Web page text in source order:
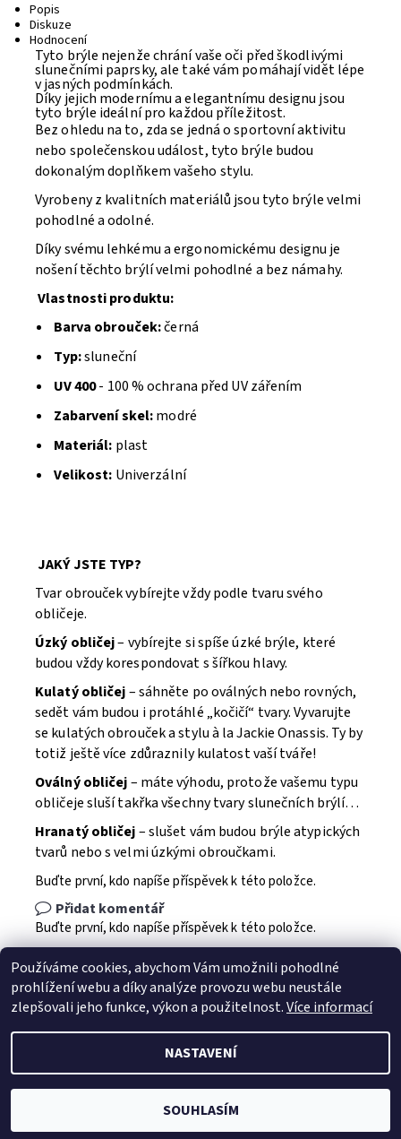
Popis
Diskuze
Hodnocení
Tyto brýle nejenže chrání vaše oči před škodlivými
slunečními paprsky, ale také vám pomáhají vidět lépe
v jasných podmínkách.
Díky jejich modernímu a elegantnímu designu jsou
tyto brýle ideální pro každou příležitost.
Bez ohledu na to, zda se jedná o sportovní aktivitu
nebo společenskou událost, tyto brýle budou
dokonalým doplňkem vašeho stylu.
Vyrobeny z kvalitních materiálů jsou tyto brýle velmi
pohodlné a odolné.
Díky svému lehkému a ergonomickému designu je
nošení těchto brýlí velmi pohodlné a bez námahy.
Vlastnosti produktu:
Barva obrouček:černá
Typ:sluneční
UV 400- 100 % ochrana před UV zářením
Zabarvení skel:modré
Materiál: plast
Velikost: Univerzální
JAKÝ JSTE TYP?
Tvar obrouček vybírejte vždy podle tvaru svého
obličeje.
Úzký obličej– vybírejte si spíše úzké brýle, které
budou vždy korespondovat s šířkou hlavy.
Kulatý obličej– sáhněte po oválných nebo rovných,
sedět vám budou i protáhlé „kočičí“ tvary. Vyvarujte
se kulatých obrouček a stylu à la Jackie Onassis. Ty by
totiž ještě více zdůraznily kulatost vaší tváře!
Oválný obličej– máte výhodu, protože vašemu typu
obličeje sluší takřka všechny tvary slunečních brýlí…
Hranatý obličej– slušet vám budou brýle atypických
tvarů nebo s velmi úzkými obroučkami.
Buďte první, kdo napíše příspěvek k této položce.
Přidat komentář
Buďte první, kdo napíše příspěvek k této položce.
2026 © Jahu.cz, všechna práva vyhrazena
Vytvořil Shoptet
Používáme cookies, abychom Vám umožnili pohodlné
prohlížení webu a díky analýze provozu webu neustále
zlepšovali jeho funkce, výkon a použitelnost.Více informací
NASTAVENÍ
SOUHLASÍM